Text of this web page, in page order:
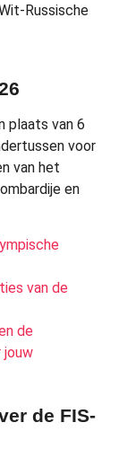
Russische
plaats van 6
voor
van het
en
van de
de
jouw
de FIS-